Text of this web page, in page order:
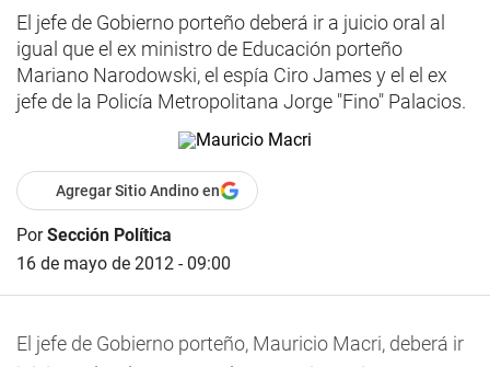
El jefe de Gobierno porteño deberá ir a juicio oral al
igual que el ex ministro de Educación porteño
Mariano Narodowski, el espía Ciro James y el el ex
jefe de la Policía Metropolitana Jorge "Fino" Palacios.
Agregar Sitio Andino en
PorSección Política
16 de mayo de 2012 - 09:00
El jefe de Gobierno porteño, Mauricio Macri, deberá ir